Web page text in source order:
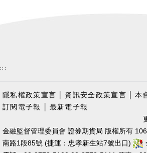
:::
隱私權政策宣言 資訊安全政策宣言 │本
訂閱電子報
最新電子報
金融監督管理委員會 證券期貨局 版權所有
南路1段85號 (捷運：忠孝新生站7號出口)